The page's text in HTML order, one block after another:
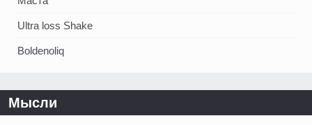
Ultra loss Shake
Boldenoliq
Мысли